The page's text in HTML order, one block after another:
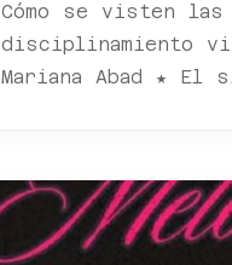
Cómo se visten
disciplinamiento
Mariana Abad ★